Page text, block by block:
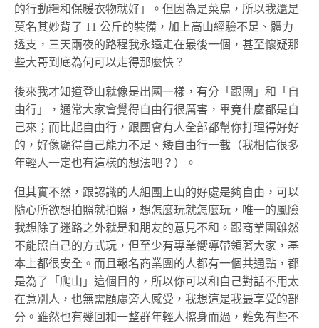
的行動糧和保暖衣物就好」。但因為是菜鳥，所以我還是
莫名其妙背了 11 公斤的裝備，加上高山經驗不足、體力
透支，三天兩夜的路程我永遠走在最後一個，甚至懷疑那
些大哥到底為何可以走得那麼快？
後來我才知道登山就像是出國一樣，有分「跟團」和「自
由行」，通常大家會覺得自由行很厲害，畢竟什麼都是自
己來；而比起自由行，跟團會有人全部都幫你打理得好好
的，好像顯得自己能力不足、矮自由行一截（我相信很多
年輕人一定也有這樣的想法吧？）。
但其實不然，跟認識的人組團上山的好處是夠自由，可以
隨心所欲想拍照就拍照，想怎麼玩就怎麼玩，唯一的風險
我想除了迷路之外就是和朋友的意見不和。跟商業團雖然
不能照自己的方式玩，但至少有專業嚮導帶領著大家，基
本上都很安全。而且報名商業團的人都有一個共通點，都
是為了「爬山」這個目的，所以你可以和自己對話不用太
在意別人，也無需顧慮旁人感受，我想這是我最享受的部
分。雖然也有幾回和一整群年輕人擦身而過，難免有些不